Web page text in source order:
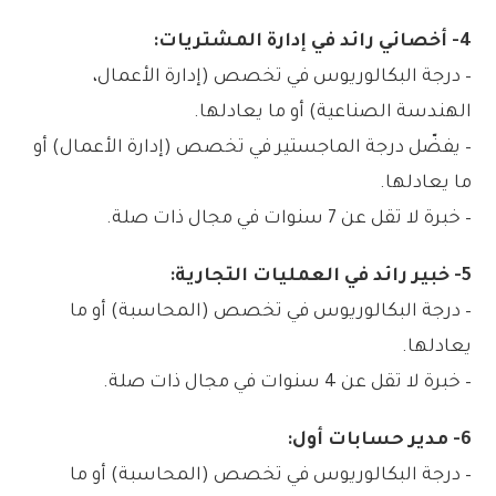
4- أخصائي رائد في إدارة المشتريات:
– درجة البكالوريوس في تخصص (إدارة الأعمال،
الهندسة الصناعية) أو ما يعادلها.
– يفضّل درجة الماجستير في تخصص (إدارة الأعمال) أو
ما يعادلها.
– خبرة لا تقل عن 7 سنوات في مجال ذات صلة.
5- خبير رائد في العمليات التجارية:
– درجة البكالوريوس في تخصص (المحاسبة) أو ما
يعادلها.
– خبرة لا تقل عن 4 سنوات في مجال ذات صلة.
6- مدير حسابات أول:
– درجة البكالوريوس في تخصص (المحاسبة) أو ما